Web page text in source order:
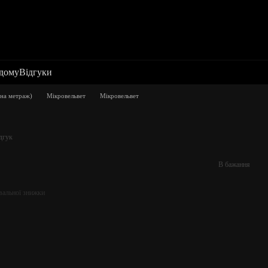
Відгуки
метраж) Мікровельвет Мікровельвет
В бажання
знижки